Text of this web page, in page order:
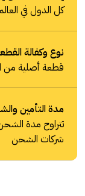
كل الدول في
نوع وكفالة
قطعة أصلية من
مدة التأمين
شركات الشحن